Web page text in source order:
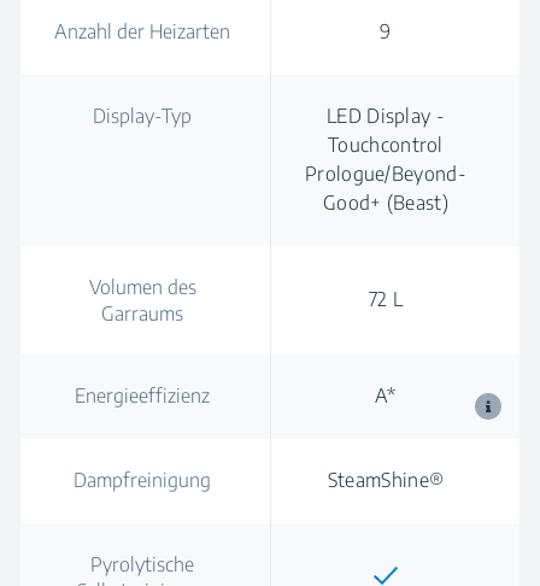
Anzahl der Heizarten 9
Display-Typ
LED Display -
Touchcontrol
Prologue/Beyond-
Good+ (Beast)
Volumen des
Garraums
72 L
Energieeffizienz A*
Dampfreinigung SteamShine®
Pyrolytische